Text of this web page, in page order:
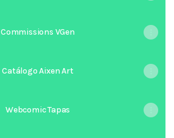
Commissions VGen
Catálogo Aixen Art
Webcomic Tapas